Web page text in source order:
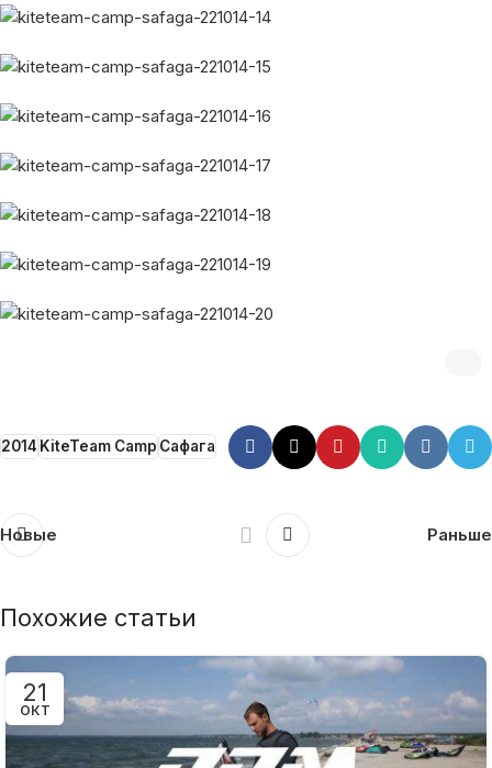
2014KiteTeam CampСафага
Новые Раньше
Похожие статьи
21
ОКТ